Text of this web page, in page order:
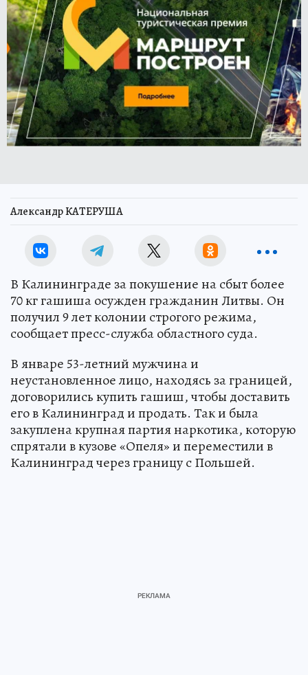
Александр КАТЕРУША
В Калининграде за покушение на сбыт более
70 кг гашиша осужден гражданин Литвы. Он
получил 9 лет колонии строгого режима,
сообщает пресс-служба областного суда.
В январе 53-летний мужчина и
неустановленное лицо, находясь за границей,
договорились купить гашиш, чтобы доставить
его в Калининград и продать. Так и была
закуплена крупная партия наркотика, которую
спрятали в кузове «Опеля» и переместили в
Калининград через границу с Польшей.